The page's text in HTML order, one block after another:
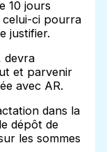
10 jours
celui-ci pourra
justifier.
devra
et parvenir
avec AR.
dans la
dépôt de
les sommes